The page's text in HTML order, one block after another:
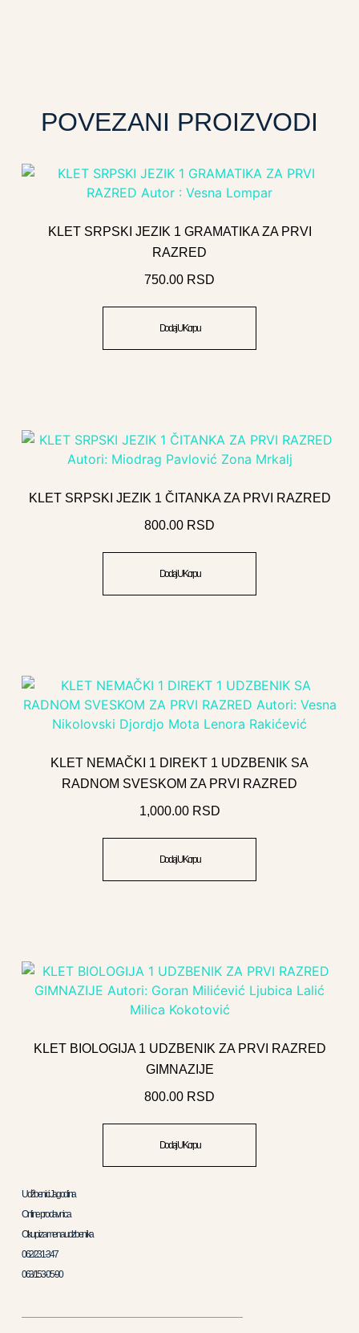
POVEZANI PROIZVODI
KLET SRPSKI JEZIK 1 GRAMATIKA ZA PRVI
RAZRED
750.00 RSD
Dodaj U Korpu
KLET SRPSKI JEZIK 1 ČITANKA ZA PRVI RAZRED
800.00 RSD
Dodaj U Korpu
KLET NEMAČKI 1 DIREKT 1 UDZBENIK SA
RADNOM SVESKOM ZA PRVI RAZRED
1,000.00 RSD
Dodaj U Korpu
KLET BIOLOGIJA 1 UDZBENIK ZA PRVI RAZRED
GIMNAZIJE
800.00 RSD
Dodaj U Korpu
Udžbenici Jagodina
Online prodavnica
Otkup i zamena udzbenika
062/231-347
063/153-05-90